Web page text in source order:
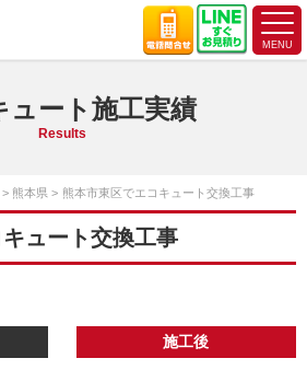
ュート施工実績
Results
熊本県 熊本市東区でエコキュート交換工事
ュート交換工事
施工後